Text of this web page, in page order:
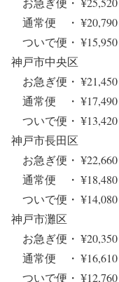
通常便 ・ ¥20,790
ついで便・
神戸市中央区
お急ぎ便・
通常便 ・ ¥17,490
ついで便・
神戸市長田区
お急ぎ便・
通常便 ・ ¥18,480
ついで便・
神戸市灘区
お急ぎ便・
通常便 ・ ¥16,610
ついで便・